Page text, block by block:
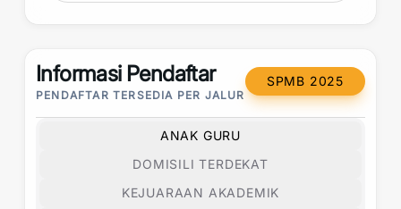
Informasi Pendaftar
PENDAFTAR TERSEDIA PER JALUR
SPMB 2025
ANAK GURU
DOMISILI TERDEKAT
KEJUARAAN AKADEMIK